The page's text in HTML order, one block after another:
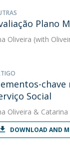
Plano
Oliveira (with
Social
Oliveira & Catarina
DOWNLOAD AND